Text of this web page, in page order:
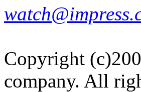
Copyright
company. All